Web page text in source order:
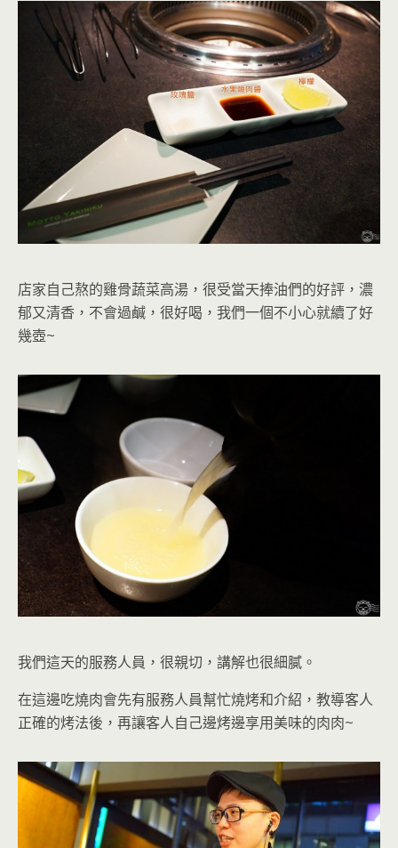
店家自己熬的雞骨蔬菜高湯 ，很受當天捧油們的好評， 濃
郁又清香，不會過鹹，很好喝 ，我們一個不小心就續了好
幾壺~
我們這天的服務人員，很親切，講解也很細膩。
在這邊吃燒肉會先有服務人員幫忙燒烤和介紹，教導客人
正確的烤法後，再讓客人自己邊烤邊享用美味的肉肉~